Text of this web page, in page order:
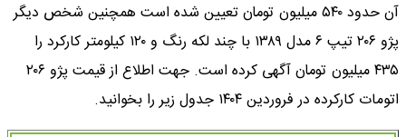
آن حدود ۵۴۰ میلیون تومان تعیین شده است همچنین شخص دیگر
پژو ۲۰۶ تیپ ۶ مدل ۱۳۸۹ با چند لکه رنگ و ۱۲۰ کیلومتر کارکرد را
۴۳۵ میلیون تومان آگهی کرده است. جهت اطلاع از قیمت پژو ۲۰۶
اتومات کارکرده در فروردین ۱۴۰۴ جدول زیر را بخوانید.